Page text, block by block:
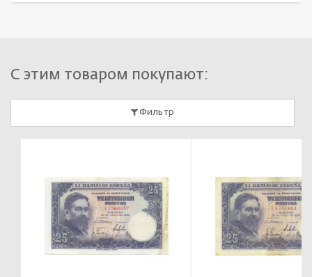
С этим товаром покупают:
Фильтр